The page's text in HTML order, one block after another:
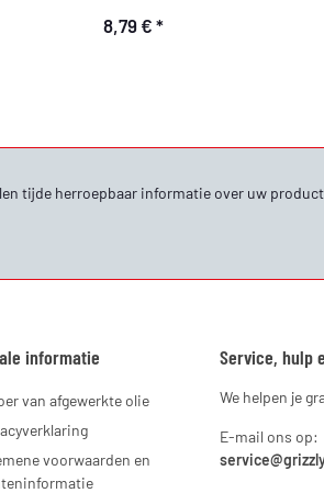
8,79 € *
tijde herroepbaar informatie over uw
informatie
van afgewerkte olie
voorwaarden en
Service, hulp
We helpen je
E-mail ons op: